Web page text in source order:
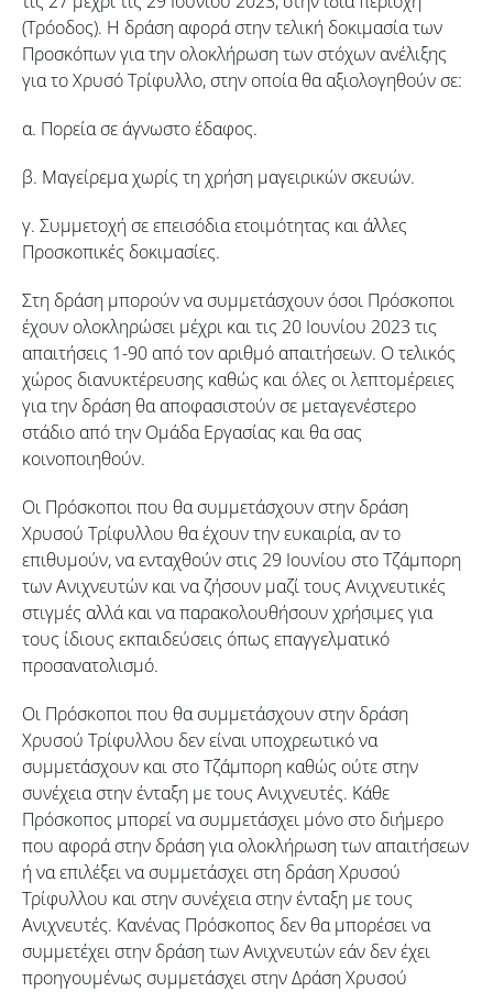
(Τρόοδος). Η δράση αφορά στην τελική δοκιμασία των
Προσκόπων για την ολοκλήρωση των στόχων ανέλιξης
για το Χρυσό Τρίφυλλο, στην οποία θα αξιολογηθούν σε:
α. Πορεία σε άγνωστο έδαφος.
β. Μαγείρεμα χωρίς τη χρήση μαγειρικών σκευών.
γ. Συμμετοχή σε επεισόδια ετοιμότητας και άλλες
Προσκοπικές δοκιμασίες.
Στη δράση μπορούν να συμμετάσχουν όσοι Πρόσκοποι
έχουν ολοκληρώσει μέχρι και τις 20 Ιουνίου 2023 τις
απαιτήσεις 1-90 από τον αριθμό απαιτήσεων. Ο τελικός
χώρος διανυκτέρευσης καθώς και όλες οι λεπτομέρειες
για την δράση θα αποφασιστούν σε μεταγενέστερο
στάδιο από την Ομάδα Εργασίας και θα σας
κοινοποιηθούν.
Οι Πρόσκοποι που θα συμμετάσχουν στην δράση
Χρυσού Τρίφυλλου θα έχουν την ευκαιρία, αν το
επιθυμούν, να ενταχθούν στις 29 Ιουνίου στο Τζάμπορη
των Ανιχνευτών και να ζήσουν μαζί τους Ανιχνευτικές
στιγμές αλλά και να παρακολουθήσουν χρήσιμες για
τους ίδιους εκπαιδεύσεις όπως επαγγελματικό
προσανατολισμό.
Οι Πρόσκοποι που θα συμμετάσχουν στην δράση
Χρυσού Τρίφυλλου δεν είναι υποχρεωτικό να
συμμετάσχουν και στο Τζάμπορη καθώς ούτε στην
συνέχεια στην ένταξη με τους Ανιχνευτές. Κάθε
Πρόσκοπος μπορεί να συμμετάσχει μόνο στο διήμερο
που αφορά στην δράση για ολοκλήρωση των απαιτήσεων
ή να επιλέξει να συμμετάσχει στη δράση Χρυσού
Τρίφυλλου και στην συνέχεια στην ένταξη με τους
Ανιχνευτές. Κανένας Πρόσκοπος δεν θα μπορέσει να
συμμετέχει στην δράση των Ανιχνευτών εάν δεν έχει
προηγουμένως συμμετάσχει στην Δράση Χρυσού